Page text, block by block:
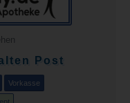
Post
Vorkasse